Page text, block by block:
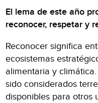
El lema de este año
reconocer, respetar y
Reconocer significa
ecosistemas
alimentaria y
sido considerados
disponibles para otros